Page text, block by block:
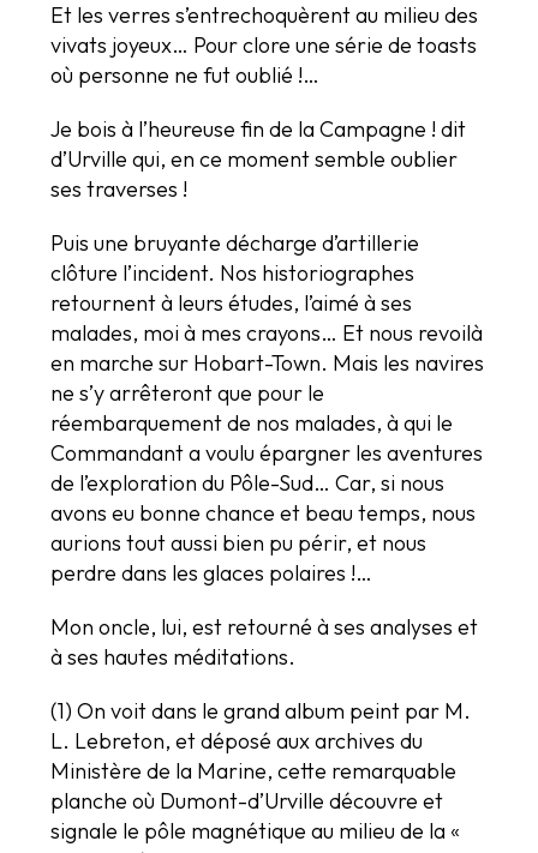
Et les verres s’entrechoquèrent au milieu des
vivats joyeux… Pour clore une série de toasts
où personne ne fut oublié !…
Je bois à l’heureuse fin de la Campagne ! dit
d’Urville qui, en ce moment semble oublier
ses traverses !
Puis une bruyante décharge d’artillerie
clôture l’incident. Nos historiographes
retournent à leurs études, l’aimé à ses
malades, moi à mes crayons… Et nous revoilà
en marche sur Hobart-Town. Mais les navires
ne s’y arrêteront que pour le
réembarquement de nos malades, à qui le
Commandant a voulu épargner les aventures
de l’exploration du Pôle-Sud… Car, si nous
avons eu bonne chance et beau temps, nous
aurions tout aussi bien pu périr, et nous
perdre dans les glaces polaires !…
Mon oncle, lui, est retourné à ses analyses et
à ses hautes méditations.
(1) On voit dans le grand album peint par M.
L. Lebreton, et déposé aux archives du
Ministère de la Marine, cette remarquable
planche où Dumont-d’Urville découvre et
signale le pôle magnétique au milieu de la «